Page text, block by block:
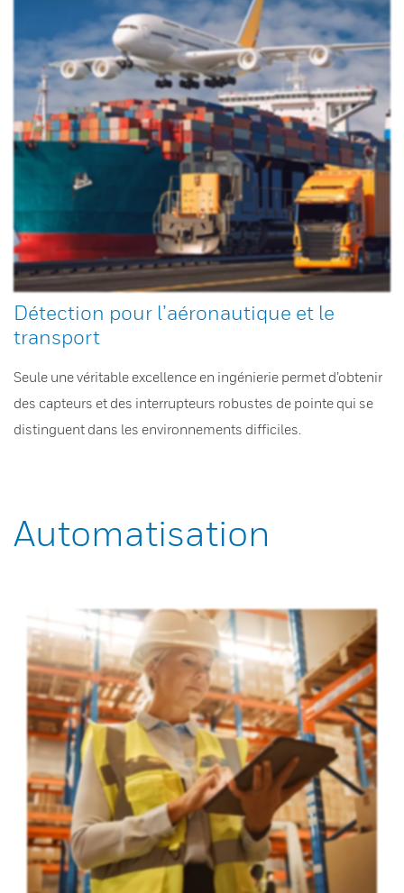
Détection pour l’aéronautique et le
transport
Seule une véritable excellence en ingénierie permet d’obtenir
des capteurs et des interrupteurs robustes de pointe qui se
distinguent dans les environnements difficiles.
Automatisation